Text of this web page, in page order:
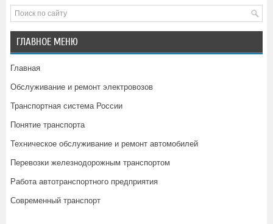
ГЛАВНОЕ МЕНЮ
Главная
Обслуживание и ремонт электровозов
Транспортная система России
Понятие транспорта
Техническое обслуживание и ремонт автомобилей
Перевозки железнодорожным транспортом
Работа автотранспортного предприятия
Современный транспорт